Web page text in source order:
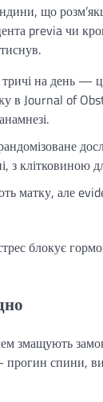
що
previa чи
на день —
в Journal of
з клітковиною
матку, але
блокує
змащують
прогин спини,